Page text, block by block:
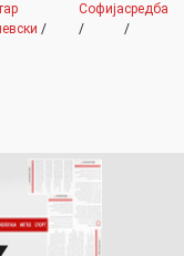
/
Софија
/
средба
/